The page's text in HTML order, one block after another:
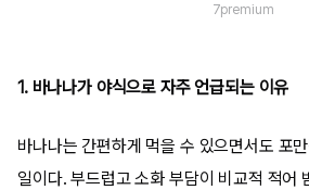
7premium
1. 바나나가 야식으로 자주 언급되는 이유
바나나는 간편하게 먹을 수 있으면서도 포
일이다. 부드럽고 소화 부담이 비교적 적어